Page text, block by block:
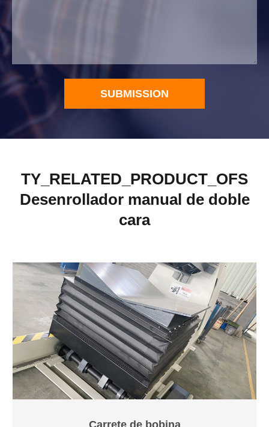
SUBMISSION
TY_RELATED_PRODUCT_OFS
Desenrollador manual de doble
cara